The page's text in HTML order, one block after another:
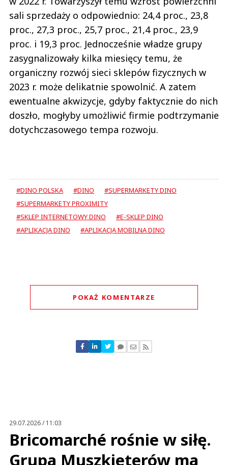
sali sprzedaży o odpowiednio: 24,4 proc., 23,8
proc., 27,3 proc., 25,7 proc., 21,4 proc., 23,9
proc. i 19,3 proc. Jednocześnie władze grupy
zasygnalizowały kilka miesięcy temu, że
organiczny rozwój sieci sklepów fizycznych w
2023 r. może delikatnie spowolnić. A zatem
ewentualne akwizycje, gdyby faktycznie do nich
doszło, mogłyby umożliwić firmie podtrzymanie
dotychczasowego tempa rozwoju.
#DINO POLSKA #DINO
#SUPERMARKETY DINO
#SUPERMARKETY PROXIMITY
#SKLEP INTERNETOWY DINO
#E-SKLEP DINO
#APLIKACJA DINO
#APLIKACJA MOBILNA DINO
POKAŻ KOMENTARZE
Dodam, że trzeba było nie popierać wolnych niedzieli to byście mieli
większą obsadę. A jak sieciom odebrano nawet 1/4 zysków przez brak
handlu niedzielnego to za co mają zatrudnić dodatkowy personel? Macie
więcej roboty w tygodniu na własne...
Dodam, że trzeba było nie popierać wolnych niedzieli to byście mieli
29.07.2026 / 11:03
Bricomarché rośnie w siłę.
Grupa Muszkieterów ma